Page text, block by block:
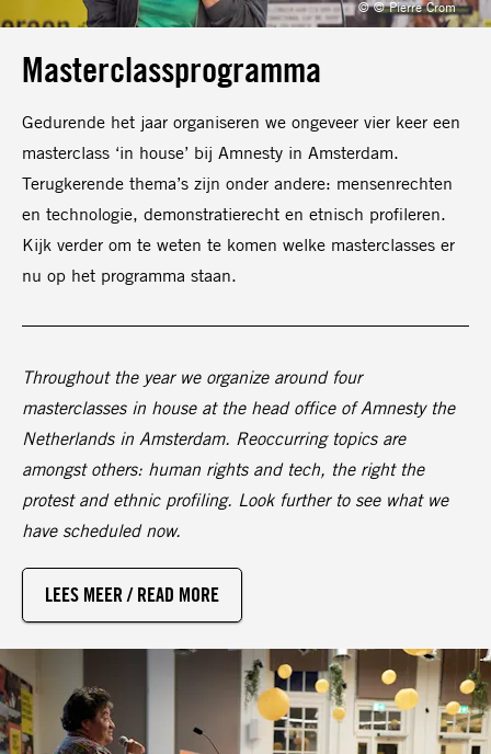
© © Pierre Crom
Masterclassprogramma
Gedurende het jaar organiseren we ongeveer vier keer een
masterclass ‘in house’ bij Amnesty in Amsterdam.
Terugkerende thema’s zijn onder andere: mensenrechten
en technologie, demonstratierecht en etnisch profileren.
Kijk verder om te weten te komen welke masterclasses er
nu op het programma staan.
Throughout the year we organize around four
masterclasses in house at the head office of Amnesty the
Netherlands in Amsterdam. Reoccurring topics are
amongst others: human rights and tech, the right the
protest and ethnic profiling. Look further to see what we
have scheduled now.
LEES MEER / READ MORE